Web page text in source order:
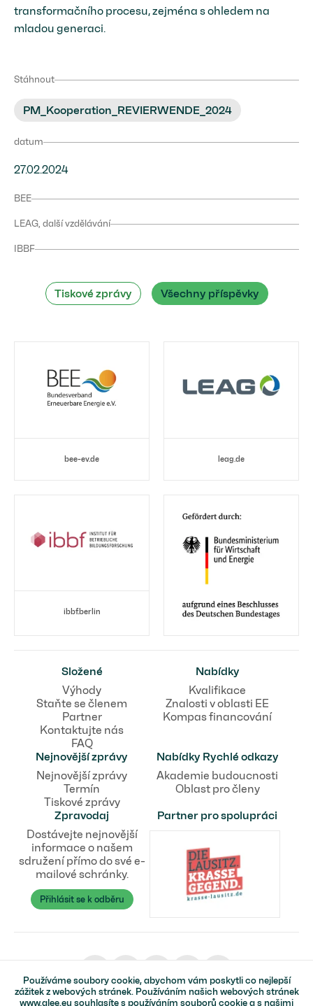
transformačního procesu, zejména s ohledem na
mladou generaci.
Stáhnout
PM_Kooperation_REVIERWENDE_2024
datum
27.02.2024
BEE
LEAG, další vzdělávání
IBBF
Tiskové zprávy Všechny příspěvky
bee-ev.de leag.de
ibbf.berlin
Složené
Výhody
Staňte se členem
Partner
Kontaktujte nás
FAQ
Nabídky
Kvalifikace
Znalosti v oblasti EE
Kompas financování
Nejnovější zprávy
Nejnovější zprávy
Termín
Tiskové zprávy
Nabídky Rychlé odkazy
Akademie budoucnosti
Oblast pro členy
Zpravodaj
Dostávejte nejnovější
informace o našem
sdružení přímo do své e-
mailové schránky.
Přihlásit se k odběru
Partner pro spolupráci
Používáme soubory cookie, abychom vám poskytli co nejlepší
zážitek z webových stránek. Používáním našich webových stránek
www.qlee.eu souhlasíte s používáním souborů cookie a s našimi